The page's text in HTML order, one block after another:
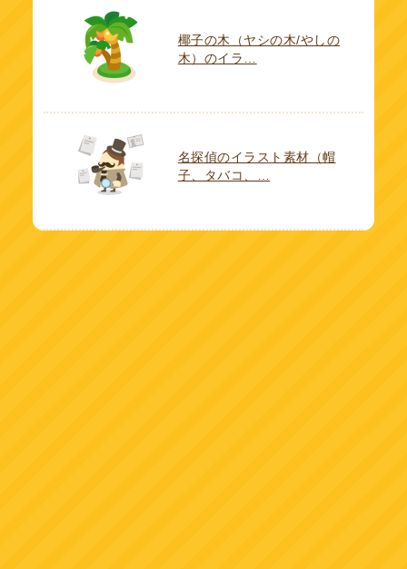
椰子の木（ヤシの木/やしの
木）のイラ…
名探偵のイラスト素材（帽
子、タバコ、…